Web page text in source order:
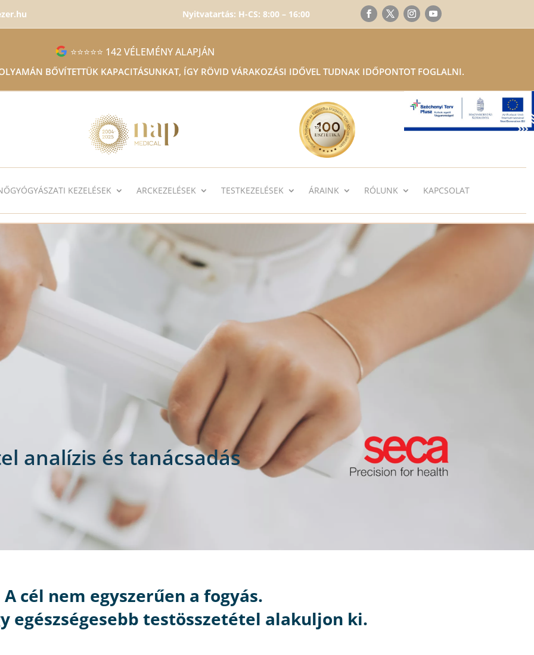
Nyitvatartás: H-CS: 8:00 – 16:00
⭐⭐⭐⭐⭐ 142 VÉLEMÉNY ALAPJÁN
BŐVÍTETTÜK KAPACITÁSUNKAT, ÍGY RÖVID VÁRAKOZÁSI IDŐVEL TUDNAK IDŐPONTOT FOGLALNI.
KEZELÉSEK ARCKEZELÉSEK TESTKEZELÉSEK ÁRAINK RÓLUNK KAPCSOLAT
analízis és tanácsadás
A cél nem egyszerűen a fogyás.
egészségesebb testösszetétel alakuljon ki.